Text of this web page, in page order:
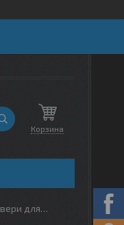
Корзина
Ручки двери для opel